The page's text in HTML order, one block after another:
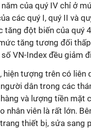
của quý IV chỉ ở
các quý I, quý II và
tăng đột biến của quý
tăng tương đối
VN-Index đều giảm
hiện tượng trên có liên
dân trong các
và lượng tiền mặt
viên là rất lớn.
thiết bị, sửa sang